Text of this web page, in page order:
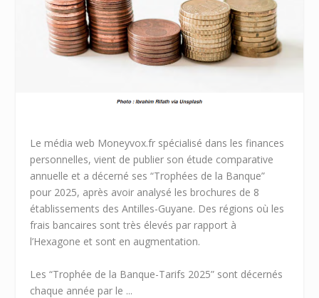
Le média web Moneyvox.fr spécialisé dans les finances
personnelles, vient de publier son étude comparative
annuelle et a décerné ses “Trophées de la Banque”
pour 2025, après avoir analysé les brochures de 8
établissements des Antilles-Guyane. Des régions où les
frais bancaires sont très élevés par rapport à
l’Hexagone et sont en augmentation.
Les “Trophée de la Banque-Tarifs 2025” sont décernés
chaque année par le ...